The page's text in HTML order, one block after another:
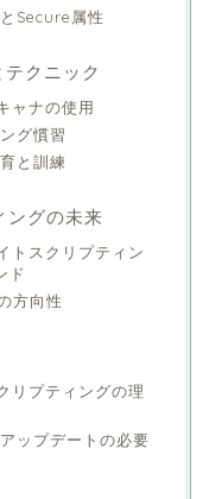
Secure属性
クニック
ャナの使用
グ慣習
と訓練
ングの未来
トスクリプティン
ド
方向性
リプティングの理
ップデートの必要